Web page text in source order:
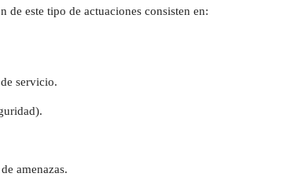
de este tipo de actuaciones consisten en:
servicio.
amenazas.